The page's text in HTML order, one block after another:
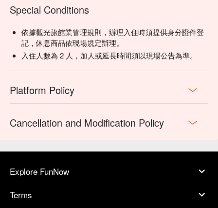
Special Conditions
依據觀光旅館業管理規則，辦理入住時須提供身分證件登
記，休息商品依現場規定辦理。
入住人數為 2 人，加人或延長時間須以現場公告為準。
Platform Policy
Cancellation and Modification Policy
Explore FunNow
Terms